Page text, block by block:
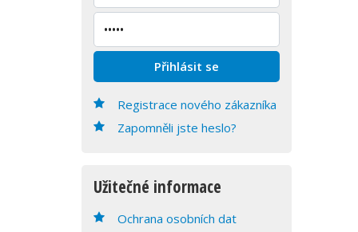
Registrace nového zákazníka
Zapomněli jste heslo?
Užitečné informace
Ochrana osobních dat